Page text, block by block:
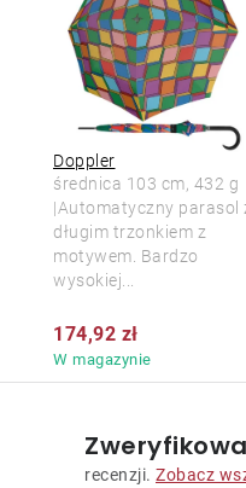
Doppler
W magazynie
174,92 zł
średnica 103 cm, 432 g
|Automatyczny parasol
długim trzonkiem z
motywem. Bardzo
wysokiej...
recenzji. Zobacz